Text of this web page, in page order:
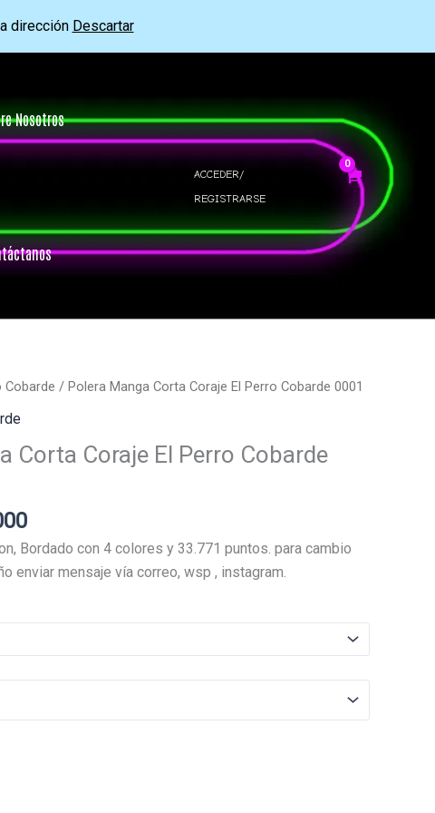
dirección Descartar
Nosotros
ACCEDER/
REGISTRARSE
Cobarde / Polera Manga Corta Coraje El Perro Cobarde 0001
Corta Coraje El Perro Cobarde
El
precio
actual
Bordado con 4 colores y 33.771 puntos. para cambio
enviar mensaje vía correo, wsp , instagram.